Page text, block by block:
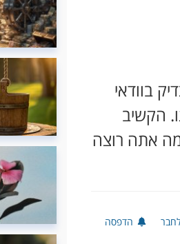
בוודאי
הקשיב
מה אתה רוצה
הדפסה